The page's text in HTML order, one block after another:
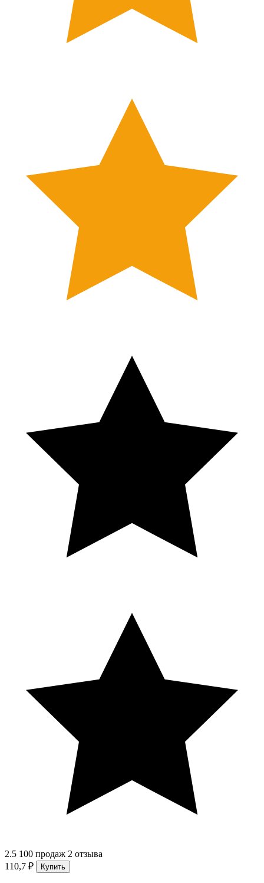
2.5 100 продаж 2 отзыва
110,7 ₽
Купить